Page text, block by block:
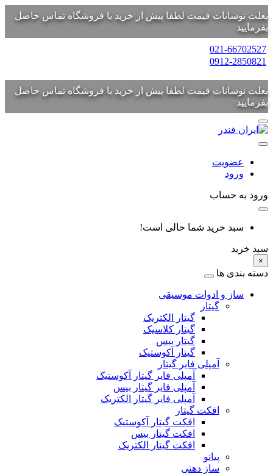
بعلت نوسانات قیمت لطفا پیش از خرید با فروشگاه تماس حاصل
بفرمایید
021-66702527
0912-2850821
بعلت نوسانات قیمت لطفا پیش از خرید با فروشگاه تماس حاصل
بفرمایید
عضویت
ورود
ورود به حساب
سبد خرید شما خالی است!
سبد خرید
×
دسته بندی ها
ساز و ادوات موسیقی
گیتار
گیتار الکتریک
گیتار کلاسیک
گیتار بیس
گیتار آکوستیک
آمپلی فایر گیتار
آمپلی فایر گیتار آکوستیک
آمپلی فایر گیتار بیس
آمپلی فایر گیتار الکتریک
افکت گیتار
افکت گیتار آکوستیک
افکت گیتار بیس
افکت گیتار الکتریک
پیانو
ساز دهنی